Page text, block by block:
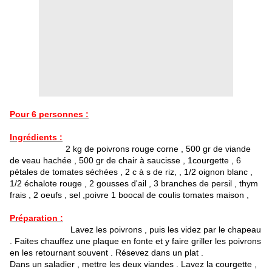
Pour 6 personnes :
Ingrédients :
2 kg de poivrons rouge corne , 500 gr de viande
de veau hachée , 500 gr de chair à saucisse , 1courgette , 6
pétales de tomates séchées , 2 c à s de riz, , 1/2 oignon blanc ,
1/2 échalote rouge , 2 gousses d'ail , 3 branches de persil , thym
frais , 2 oeufs , sel ,poivre 1 boocal de coulis tomates maison ,
Préparation :
Lavez les poivrons , puis les videz par le chapeau
. Faites chauffez une plaque en fonte et y faire griller les poivrons
en les retournant souvent . Résevez dans un plat .
Dans un saladier , mettre les deux viandes . Lavez la courgette ,